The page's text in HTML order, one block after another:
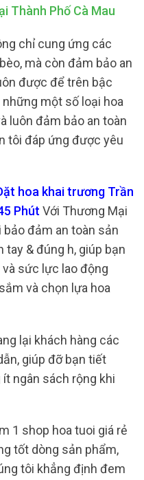
Thành Phố Cà Mau
chỉ cung ứng các
mà còn đảm bảo an
được để trên bậc
một số loại hoa
luôn đảm bảo an toàn
tôi đáp ứng được yêu
hoa khai trương Trần
Phút Với Thương Mại
bảo đảm an toàn sản
& đúng h, giúp bạn
sức lực lao động
và chọn lựa hoa
lại khách hàng các
giúp đỡ bạn tiết
ngân sách rộng khi
1 shop hoa tuoi giá rẻ
tốt dòng sản phẩm,
tôi khẳng định đem